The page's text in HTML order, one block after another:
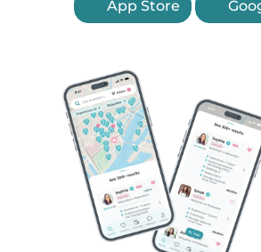
App Store